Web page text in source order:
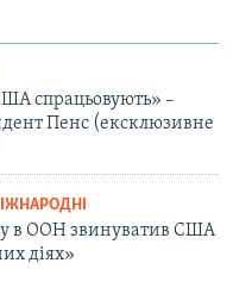
спрацьовують» –
Пенс (ексклюзивне
в ООН звинуватив США
діях»